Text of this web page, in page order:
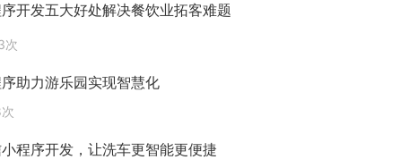
开发五大好处解决餐饮业拓客难题
次
助力游乐园实现智慧化
程序开发，让洗车更智能更便捷